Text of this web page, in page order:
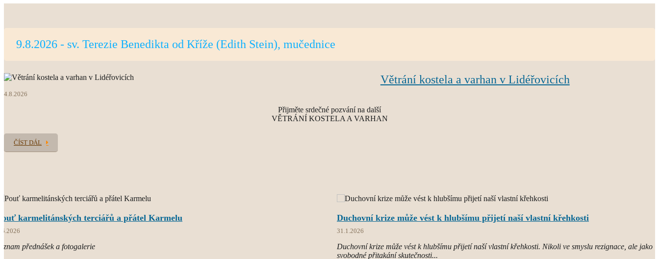
PRAHA-LIBOC
9.8.2026 - sv. Terezie Benedikta od Kříže (Edith Stein), mučednice
Větrání kostela a varhan v Lidéřovicích
4.8.2026
Přijměte srdečné pozvání na další
VĚTRÁNÍ KOSTELA A VARHAN
ČÍST DÁL
karmelitánských terciářů a přátel Karmelu
přednášek a fotogalerie
Duchovní krize může vést k hlubšímu přijetí naší vlastní křehkosti
31.1.2026
Duchovní krize může vést k hlubšímu přijetí naší vlastní křehkosti. Nikoli ve smyslu rezignace, ale jako
svobodné přitakání skutečnosti...